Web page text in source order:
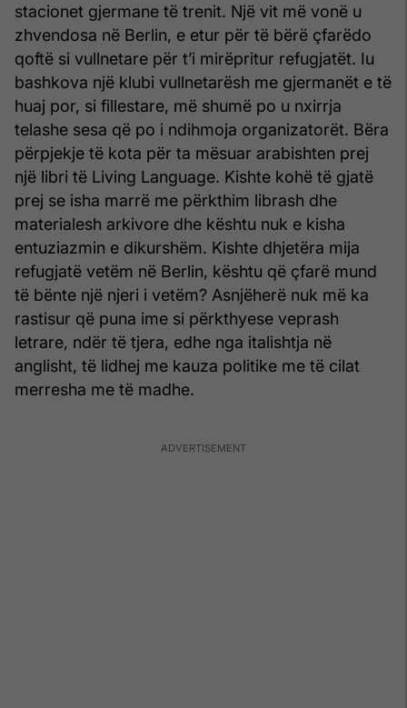
stacionet gjermane të trenit. Një vit më vonë u
zhvendosa në Berlin, e etur për të bërë çfarëdo
qoftë si vullnetare për t’i mirëpritur refugjatët. Iu
bashkova një klubi vullnetarësh me gjermanët e të
huaj por, si fillestare, më shumë po u nxirrja
telashe sesa që po i ndihmoja organizatorët. Bëra
përpjekje të kota për ta mësuar arabishten prej
një libri të Living Language. Kishte kohë të gjatë
prej se isha marrë me përkthim librash dhe
materialesh arkivore dhe kështu nuk e kisha
entuziazmin e dikurshëm. Kishte dhjetëra mija
refugjatë vetëm në Berlin, kështu që çfarë mund
të bënte një njeri i vetëm? Asnjëherë nuk më ka
rastisur që puna ime si përkthyese veprash
letrare, ndër të tjera, edhe nga italishtja në
anglisht, të lidhej me kauza politike me të cilat
merresha me të madhe.